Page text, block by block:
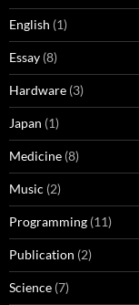
English (1)
Essay (8)
Hardware (3)
Japan (1)
Medicine (8)
Music (2)
Programming (11)
Publication (2)
Science (7)